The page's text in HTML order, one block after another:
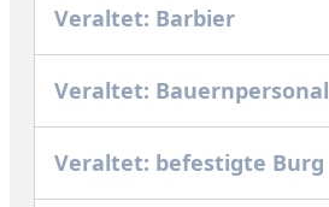
Veraltet: Barbier
Veraltet: Bauernpersonal
Veraltet: befestigte Burg